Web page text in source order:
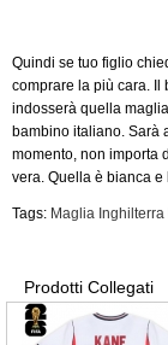
Quindi se tuo figlio
comprare la più cara. Il
indosserà quella
bambino italiano. Sarà
momento, non importa
vera. Quella è bianca e
Tags: Maglia
Prodotti Collegati